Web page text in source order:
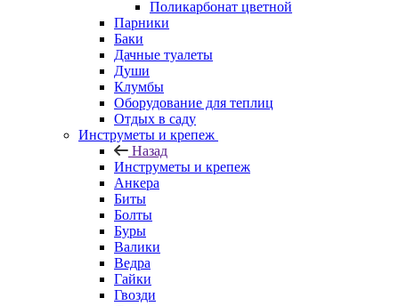
Поликарбонат цветной
Парники
Баки
Дачные туалеты
Души
Клумбы
Оборудование для теплиц
Отдых в саду
Инструметы и крепеж
Назад
Инструметы и крепеж
Анкера
Биты
Болты
Буры
Валики
Ведра
Гайки
Гвозди